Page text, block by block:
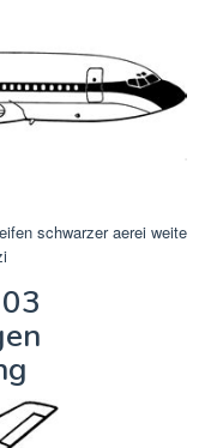
schwarzer aerei weite